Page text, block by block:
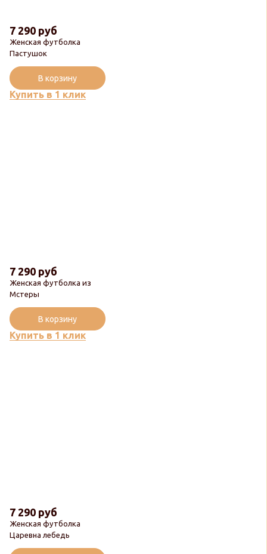
Женская футболка
Пастушок
7 290 руб
Купить в 1 клик
В корзину
Женская футболка из
Мстеры
7 290 руб
Купить в 1 клик
В корзину
Женская футболка
Царевна лебедь
7 290 руб